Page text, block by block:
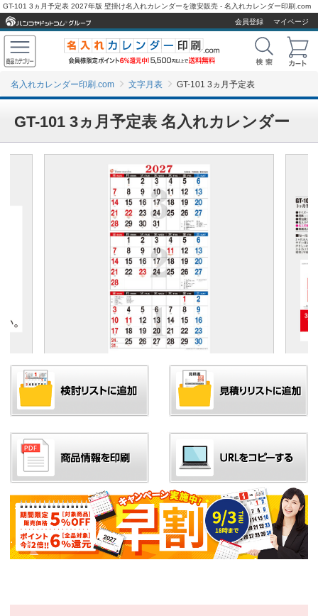
GT-101 3ヵ月予定表 2027年版 壁掛け名入れカレンダーを激安販売 - 名入れカレンダー印刷.com
会員登録
マイページ
名入れカレンダー印刷.com 文字月表 GT-101 3ヵ月予定表
GT-101 3ヵ月予定表 名入れカレンダー